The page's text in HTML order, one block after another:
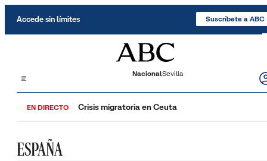
Accede sin límites Suscríbete a ABC
NacionalSevilla
EN DIRECTO Crisis migratoria en Ceuta
ESPAÑA